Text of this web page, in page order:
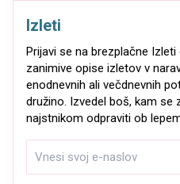
Izleti
Prijavi se na brezplačne
zanimive opise izletov v
enodnevnih ali večdnevnih
družino. Izvedel boš, kam se
najstnikom odpraviti ob